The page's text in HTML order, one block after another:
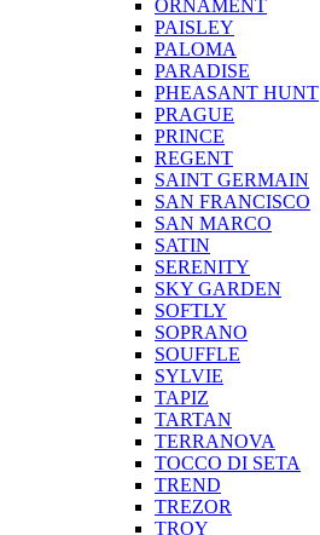
ORNAMENT
PAISLEY
PALOMA
PARADISE
PHEASANT HUNT
PRAGUE
PRINCE
REGENT
SAINT GERMAIN
SAN FRANCISCO
SAN MARCO
SATIN
SERENITY
SKY GARDEN
SOFTLY
SOPRANO
SOUFFLE
SYLVIE
TAPIZ
TARTAN
TERRANOVA
TOCCO DI SETA
TREND
TREZOR
TROY